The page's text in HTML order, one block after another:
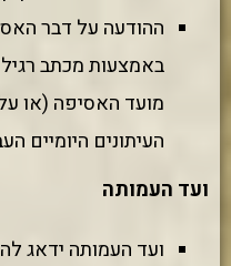
ההודעה על דבר
באמצעות מכתב
מועד האסיפה (או
העיתונים היומיים
ועד העמותה
ועד העמותה ידאג